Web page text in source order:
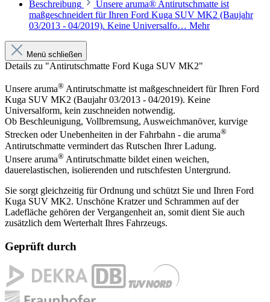
Beschreibung
Unsere aruma® Antirutschmatte ist
maßgeschneidert für Ihren Ford Kuga SUV MK2 (Baujahr
03/2013 - 04/2019). Keine Universalfo… Mehr
Menü schließen
Details zu "Antirutschmatte Ford Kuga SUV MK2"
Unsere aruma® Antirutschmatte ist maßgeschneidert für Ihren Ford
Kuga SUV MK2 (Baujahr 03/2013 - 04/2019). Keine
Universalform, kein zuschneiden notwendig.
Ob Beschleunigung, Vollbremsung, Ausweichmanöver, kurvige
Strecken oder Unebenheiten in der Fahrbahn - die aruma®
Antirutschmatte vermindert das Rutschen Ihrer Ladung.
Unsere aruma® Antirutschmatte bildet einen weichen,
dauerelastischen, isolierenden und rutschfesten Untergrund.
Sie sorgt gleichzeitig für Ordnung und schützt Sie und Ihren Ford
Kuga SUV MK2. Unschöne Kratzer und Schrammen auf der
Ladefläche gehören der Vergangenheit an, somit dient Sie auch
zusätzlich dem Werterhalt Ihres Fahrzeugs.
Geprüft durch